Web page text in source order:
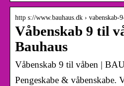
http s://www.bauhaus.dk › vabenskab-
Våbenskab 9 til
Bauhaus
Våbenskab 9 til våben |
Pengeskabe & våbenskabe.